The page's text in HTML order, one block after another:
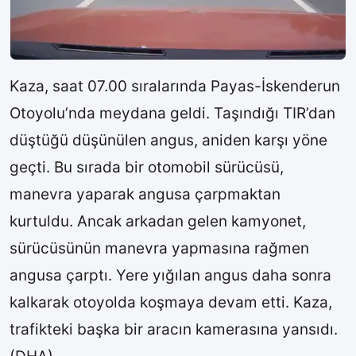
Kaza, saat 07.00 sıralarında Payas-İskenderun
Otoyolu’nda meydana geldi. Taşındığı TIR’dan
düştüğü düşünülen angus, aniden karşı yöne
geçti. Bu sırada bir otomobil sürücüsü,
manevra yaparak angusa çarpmaktan
kurtuldu. Ancak arkadan gelen kamyonet,
sürücüsünün manevra yapmasına rağmen
angusa çarptı. Yere yığılan angus daha sonra
kalkarak otoyolda koşmaya devam etti. Kaza,
trafikteki başka bir aracın kamerasına yansıdı.